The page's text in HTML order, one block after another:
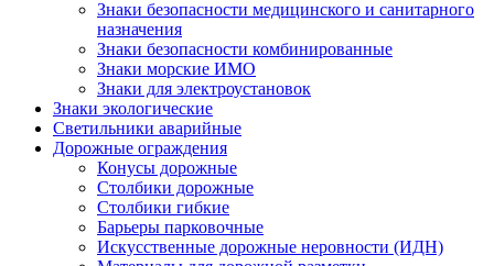
Знаки безопасности медицинского и санитарного
назначения
Знаки безопасности комбинированные
Знаки морские ИМО
Знаки для электроустановок
Знаки экологические
Светильники аварийные
Дорожные ограждения
Конусы дорожные
Столбики дорожные
Столбики гибкие
Барьеры парковочные
Искусственные дорожные неровности (ИДН)